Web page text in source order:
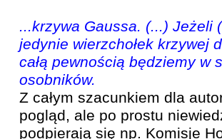
...krzywa Gaussa. (...) Jeżeli
jedynie wierzchołek krzywej
całą pewnością będziemy w
osobników.
Z całym szacunkiem dla
pogląd, ale po prostu
podpierają się np. Komisje